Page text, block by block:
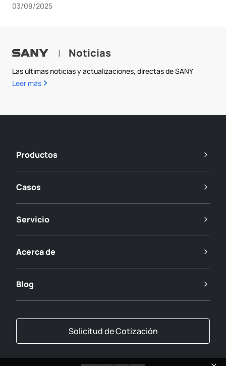
03/09/2025
| Noticias
Las últimas noticias y actualizaciones, directas de SANY
Leer más
Productos
Casos
Servicio
Acerca de
Blog
Solicitud de Cotización